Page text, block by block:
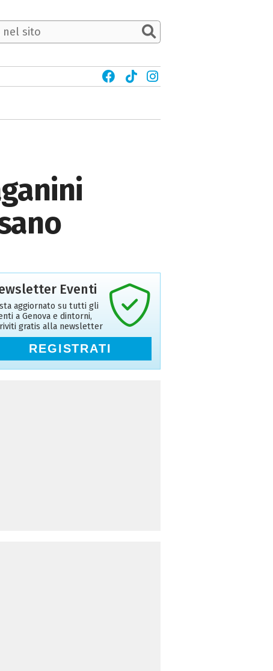
Eventi
aggiornato su tutti gli
a Genova e dintorni,
gratis alla newsletter
REGISTRATI